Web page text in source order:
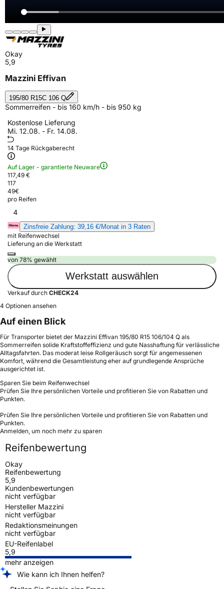
Okay
5,9
Mazzini Effivan
195/80 R15C 106 Q
Sommerreifen - bis 160 km/h - bis 950 kg
Kostenlose Lieferung
Mi. 12.08. - Fr. 14.08.
14 Tage Rückgaberecht
Auf Lager - garantierte Neuware
117,49 €
117
49€
pro Reifen
4
Zinsfreie Zahlung: 39,16 €/Monat in 3 Raten
mit Reifenwechsel
Lieferung an die Werkstatt
von 78% gewählt
Werkstatt auswählen
Verkauf durch CHECK24
4 Optionen ansehen
Auf einen Blick
Für Transporter bietet der Mazzini Effivan 195/80 R15 106/104 Q als
Sommerreifen solide Kraftstoffeffizienz und gute Nasshaftung für verlässliche
Alltagsfahrten. Das moderat leise Rollgeräusch sorgt für angemessenen
Komfort, während die Gesamtleistung eher auf grundlegende Ansprüche
ausgerichtet ist.
Sparen Sie beim Reifenwechsel
Prüfen Sie Ihre persönlichen Vorteile und profitieren Sie von Rabatten und
Punkten.
Prüfen Sie Ihre persönlichen Vorteile und profitieren Sie von Rabatten und
Punkten.
Anmelden, um noch mehr zu sparen
Reifenbewertung
Okay
Reifenbewertung
5,9
Kundenbewertungen
nicht verfügbar
Hersteller Mazzini
nicht verfügbar
Redaktionsmeinungen
nicht verfügbar
EU-Reifenlabel
5,9
mehr anzeigen
Wie kann ich Ihnen helfen?